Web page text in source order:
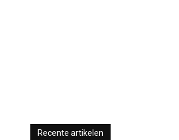
Recente artikelen